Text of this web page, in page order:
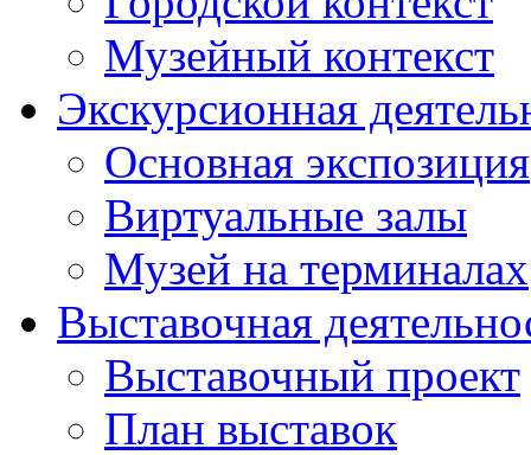
Музейный контекст
Экскурсионная
Основная экспозиция
Виртуальные залы
Музей на терминалах
Выставочная
Выставочный проект
План выставок